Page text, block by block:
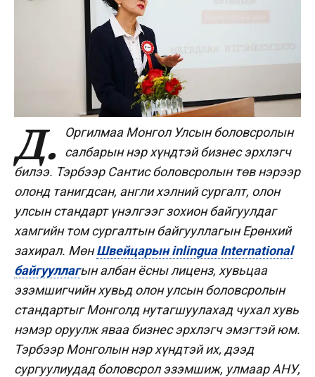
Д.
Оргилмаа Монгол Улсын боловсролын
салбарын нэр хүндтэй бизнес эрхлэгч
билээ. Тэрбээр Сантис боловсролын төв нэрээр
олонд танигдсан, англи хэлний сургалт, олон
улсын стандарт үнэлгээг зохион байгуулдаг
хамгийн том сургалтын байгууллагын Ерөнхий
захирал. МөнШвейцарын inlingua International
байгууллагын албан ёсны лиценз, хувьцаа
эзэмшигчийн хувьд олон улсын боловсролын
стандартыг Монголд нутагшуулахад чухал хувь
нэмэр оруулж яваа бизнес эрхлэгч эмэгтэй юм.
Тэрбээр Монголын нэр хүндтэй их, дээд
сургуулиудад боловсрол эзэмшиж, улмаар АНУ,